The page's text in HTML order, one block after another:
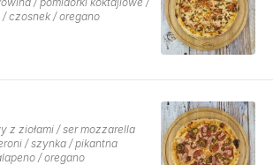
/ czosnek / oregano
z ziołami / ser mozzarella
/ szynka / pikantna
/ oregano